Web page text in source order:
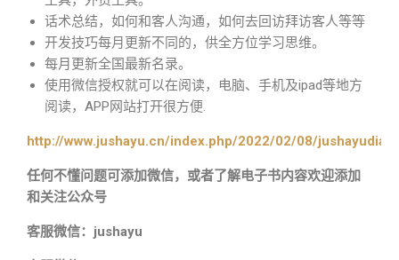
话术总结，如何和客人沟通，如何去回访拜访客人等等
开发技巧每月更新不同的，供全方位学习思维。
每月更新全国最新名录。
使用微信授权就可以在阅读，电脑、手机及ipad等地方
阅读，APP网站打开很方便.
http://www.jushayu.cn/index.php/2022/02/08/
任何不懂问题可添加微信，或者了解电子书内容欢迎添加
和关注公众号
客服微信：jushayu